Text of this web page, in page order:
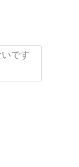
です